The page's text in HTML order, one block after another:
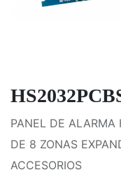
PANEL DE ALARMA
DE 8 ZONAS
ACCESORIOS